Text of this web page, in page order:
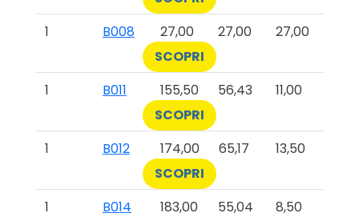
1
B008 27,00 27,00
27,00
SCOPRI
1
B011 155,50 56,43
11,00
SCOPRI
1
B012 174,00 65,17
13,50
SCOPRI
1
B014 183,00 55,04
8,50